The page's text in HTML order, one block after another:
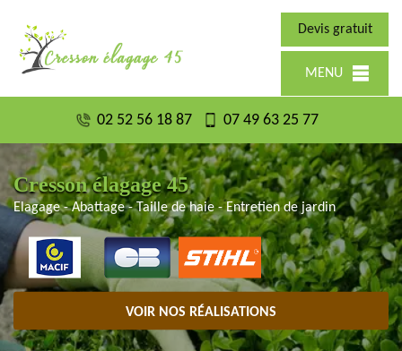
Devis gratuit
MENU
02 52 56 18 87 07 49 63 25 77
Cresson élagage 45
Elagage - Abattage - Taille de haie - Entretien de jardin
VOIR NOS RÉALISATIONS